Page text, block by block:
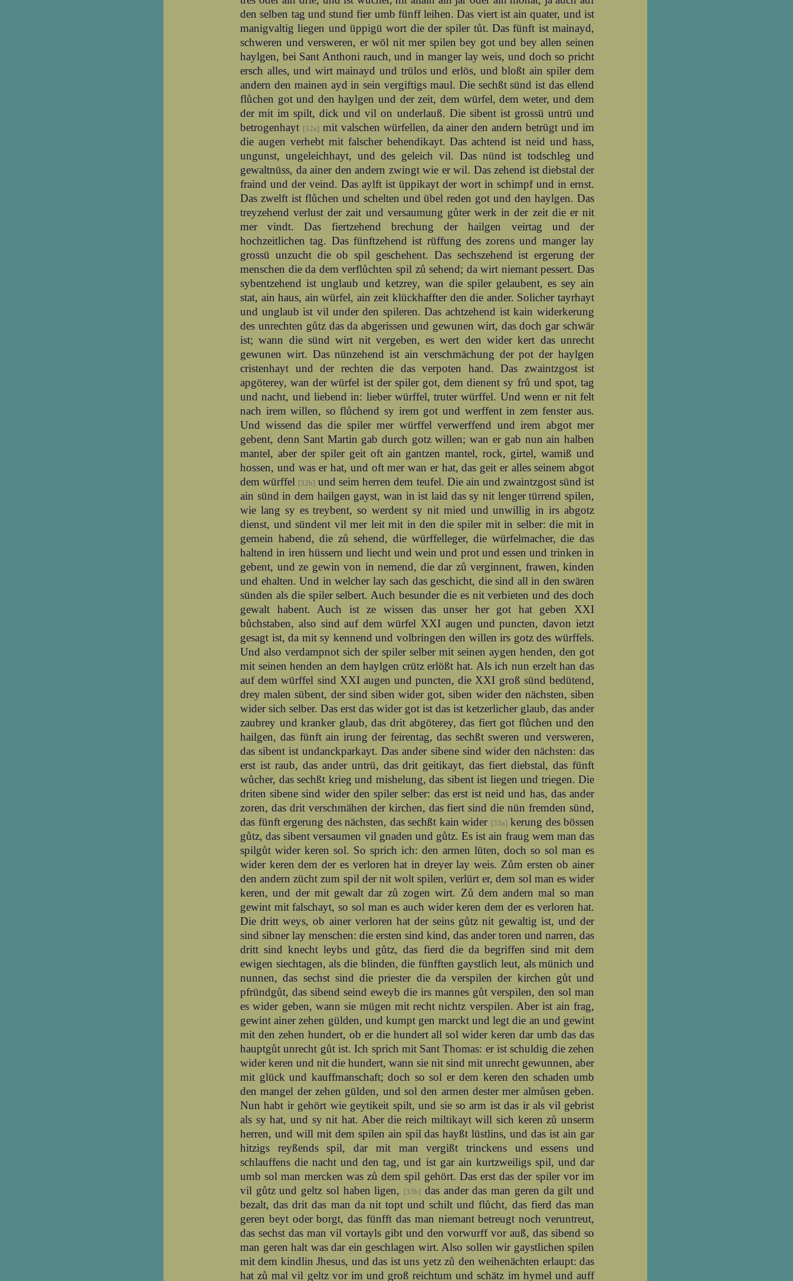
den selben tag und stund fier umb fünff leihen. Das viert ist ain quater, und ist
manigvaltig liegen und üppigü wort die der spiler tůt. Das fünft ist mainayd,
schweren und versweren, er wöl nit mer spilen bey got und bey allen seinen
haylgen, bei Sant Anthoni rauch, und in manger lay weis, und doch so pricht
ersch alles, und wirt mainayd und trülos und erlös, und bloßt ain spiler dem
andern den mainen ayd in sein vergiftigs maul. Die sechßt sünd ist das ellend
flůchen got und den haylgen und der zeit, dem würfel, dem weter, und dem
der mit im spilt, dick und vil on underlauß. Die sibent ist grossü untrü und
betrogenhayt [32a]mit valschen würfellen, da ainer den andern betrügt und im
die augen verhebt mit falscher behendikayt. Das achtend ist neid und hass,
ungunst, ungeleichhayt, und des geleich vil. Das nünd ist todschleg und
gewaltnüss, da ainer den andern zwingt wie er wil. Das zehend ist diebstal der
fraind und der veind. Das aylft ist üppikayt der wort in schimpf und in ernst.
Das zwelft ist flůchen und schelten und übel reden got und den haylgen. Das
treyzehend verlust der zait und versaumung gůter werk in der zeit die er nit
mer vindt. Das fiertzehend brechung der hailgen veirtag und der
hochzeitlichen tag. Das fünftzehend ist rüffung des zorens und manger lay
grossü unzucht die ob spil geschehent. Das sechszehend ist ergerung der
menschen die da dem verflůchten spil zů sehend; da wirt niemant pessert. Das
sybentzehend ist unglaub und ketzrey, wan die spiler gelaubent, es sey ain
stat, ain haus, ain würfel, ain zeit klückhaffter den die ander. Solicher tayrhayt
und unglaub ist vil under den spileren. Das achtzehend ist kain widerkerung
des unrechten gůtz das da abgerissen und gewunen wirt, das doch gar schwär
ist; wann die sünd wirt nit vergeben, es wert den wider kert das unrecht
gewunen wirt. Das nünzehend ist ain verschmächung der pot der haylgen
cristenhayt und der rechten die das verpoten hand. Das zwaintzgost ist
apgöterey, wan der würfel ist der spiler got, dem dienent sy frů und spot, tag
und nacht, und liebend in: lieber würffel, truter würffel. Und wenn er nit felt
nach irem willen, so flůchend sy irem got und werffent in zem fenster aus.
Und wissend das die spiler mer würffel verwerffend und irem abgot mer
gebent, denn Sant Martin gab durch gotz willen; wan er gab nun ain halben
mantel, aber der spiler geit oft ain gantzen mantel, rock, girtel, wamiß und
hossen, und was er hat, und oft mer wan er hat, das geit er alles seinem abgot
dem würffel [32b] und seim herren dem teufel. Die ain und zwaintzgost sünd ist
ain sünd in dem hailgen gayst, wan in ist laid das sy nit lenger türrend spilen,
wie lang sy es treybent, so werdent sy nit mied und unwillig in irs abgotz
dienst, und sündent vil mer leit mit in den die spiler mit in selber: die mit in
gemein habend, die zů sehend, die würffelleger, die würfelmacher, die das
haltend in iren hüssern und liecht und wein und prot und essen und trinken in
gebent, und ze gewin von in nemend, die dar zů verginnent, frawen, kinden
und ehalten. Und in welcher lay sach das geschicht, die sind all in den swären
sünden als die spiler selbert. Auch besunder die es nit verbieten und des doch
gewalt habent. Auch ist ze wissen das unser her got hat geben XXI
bůchstaben, also sind auf dem würfel XXI augen und puncten, davon ietzt
gesagt ist, da mit sy kennend und volbringen den willen irs gotz des würffels.
Und also verdampnot sich der spiler selber mit seinen aygen henden, den got
mit seinen henden an dem haylgen crütz erlößt hat. Als ich nun erzelt han das
auf dem würffel sind XXI augen und puncten, die XXI groß sünd bedütend,
drey malen sübent, der sind siben wider got, siben wider den nächsten, siben
wider sich selber. Das erst das wider got ist das ist ketzerlicher glaub, das ander
zaubrey und kranker glaub, das drit abgöterey, das fiert got flůchen und den
hailgen, das fünft ain irung der feirentag, das sechßt sweren und versweren,
das sibent ist undanckparkayt. Das ander sibene sind wider den nächsten: das
erst ist raub, das ander untrü, das drit geitikayt, das fiert diebstal, das fünft
wůcher, das sechßt krieg und mishelung, das sibent ist liegen und triegen. Die
driten sibene sind wider den spiler selber: das erst ist neid und has, das ander
zoren, das drit verschmähen der kirchen, das fiert sind die nün fremden sünd,
das fünft ergerung des nächsten, das sechßt kain wider [33a]kerung des bössen
gůtz, das sibent versaumen vil gnaden und gůtz. Es ist ain fraug wem man das
spilgůt wider keren sol. So sprich ich: den armen lüten, doch so sol man es
wider keren dem der es verloren hat in dreyer lay weis. Zům ersten ob ainer
den andern zücht zum spil der nit wolt spilen, verlürt er, dem sol man es wider
keren, und der mit gewalt dar zů zogen wirt. Zů dem andern mal so man
gewint mit falschayt, so sol man es auch wider keren dem der es verloren hat.
Die dritt weys, ob ainer verloren hat der seins gůtz nit gewaltig ist, und der
sind sibner lay menschen: die ersten sind kind, das ander toren und narren, das
dritt sind knecht leybs und gůtz, das fierd die da begriffen sind mit dem
ewigen siechtagen, als die blinden, die fünfften gaystlich leut, als münich und
nunnen, das sechst sind die priester die da verspilen der kirchen gůt und
pfründgůt, das sibend seind eweyb die irs mannes gůt verspilen, den sol man
es wider geben, wann sie mügen mit recht nichtz verspilen. Aber ist ain frag,
gewint ainer zehen gülden, und kumpt gen marckt und legt die an und gewint
mit den zehen hundert, ob er die hundert all sol wider keren dar umb das das
hauptgůt unrecht gůt ist. Ich sprich mit Sant Thomas: er ist schuldig die zehen
wider keren und nit die hundert, wann sie nit sind mit unrecht gewunnen, aber
mit glück und kauffmanschaft; doch so sol er dem keren den schaden umb
den mangel der zehen gülden, und sol den armen dester mer almůsen geben.
Nun habt ir gehört wie geytikeit spilt, und sie so arm ist das ir als vil gebrist
als sy hat, und sy nit hat. Aber die reich miltikayt will sich keren zů unserm
herren, und will mit dem spilen ain spil das hayßt lüstlins, und das ist ain gar
hitzigs reyßends spil, dar mit man vergißt trinckens und essens und
schlauffens die nacht und den tag, und ist gar ain kurtzweiligs spil, und dar
umb sol man mercken was zů dem spil gehört. Das erst das der spiler vor im
vil gůtz und geltz sol haben ligen, [33b] das ander das man geren da gilt und
bezalt, das drit das man da nit topt und schilt und flůcht, das fierd das man
geren beyt oder borgt, das fünfft das man niemant betreugt noch veruntreut,
das sechst das man vil vortayls gibt und den vorwurff vor auß, das sibend so
man geren halt was dar ein geschlagen wirt. Also sollen wir gaystlichen spilen
mit dem kindlin Jhesus, und das ist uns yetz zů den weihenächten erlaupt: das
hat zů mal vil geltz vor im und groß reichtum und schätz im hymel und auff